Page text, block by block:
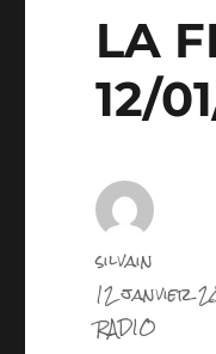
LA
12/
Auteur
silvain
Publié
le
12 janvier
Catégories
RADIO